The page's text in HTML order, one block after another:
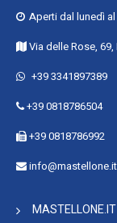
Classe
Consumo di
Consumi
Indice di
Larghezza :
Profondità :
Peso : 42,5 kg
Aperti dal lunedì
Via delle Rose,
+39 3341897389
+39 0818786504
+39 0818786992
info@mastellone.it
MASTELLONE.IT